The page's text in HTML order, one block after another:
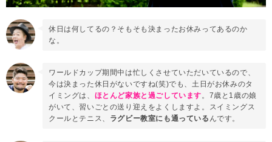
休日は何してるの？そもそも決まったお休みってあるのか
な。
ワールドカップ期間中は忙しくさせていただいているので、
今は決まった休日がないですね(笑)でも、土日がお休みのタ
イミングは、 ほとんど家族と過ごしています。7歳と1歳の娘
がいて、習いごとの送り迎えをよくしますよ。スイミングス
クールとテニス、 ラグビー教室にも通っている んです。